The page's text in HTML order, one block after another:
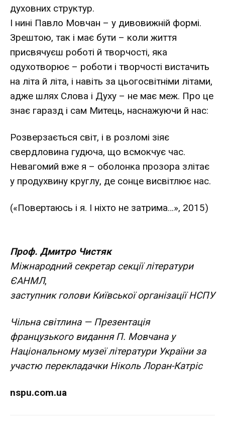
духовних структур.
І нині Павло Мовчан – у дивовижній формі.
Зрештою, так і має бути – коли життя
присвячуєш роботі й творчості, яка
одухотворює – роботи і творчості вистачить
на літа й літа, і навіть за цьогосвітніми літами,
адже шлях Слова і Духу – не має меж. Про це
знає гаразд і сам Митець, наснажуючи й нас:
Розверзається світ, і в розломі зіяє
свердловина гудюча, що всмокчує час.
Невагомий вже я – оболонка прозора злітає
у продухвину круглу, де сонце висвітлює нас.
(«Повертаюсь і я. І ніхто не затрима…», 2015)
Проф. Дмитро Чистяк
Міжнародний секретар секції літератури
ЄАНМЛ,
заступник голови Київської організації НСПУ
Чільна світлина — Презентація
французького видання П. Мовчана у
Національному музеї літератури України за
участю перекладачки Ніколь Лоран-Катріс
nspu.com.ua